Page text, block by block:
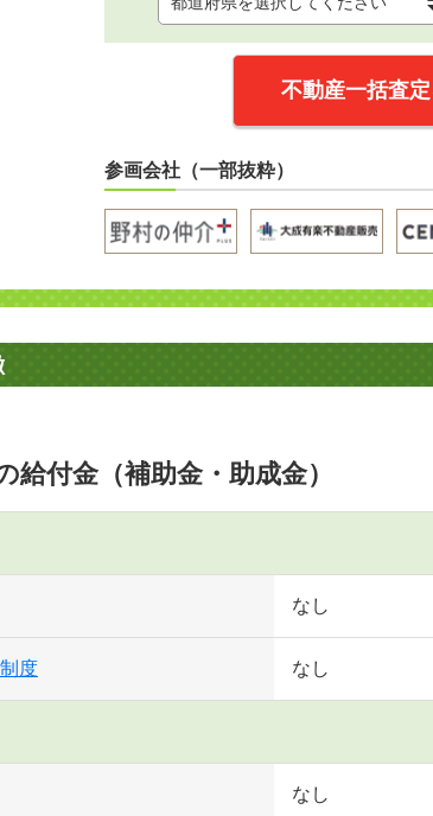
不動産一括査定
参画会社（一部抜粋）
給付金（補助金・助成金）
なし
度 なし
なし